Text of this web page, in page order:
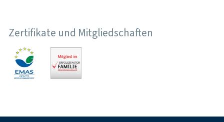
Zertifikate und Mitgliedschaften